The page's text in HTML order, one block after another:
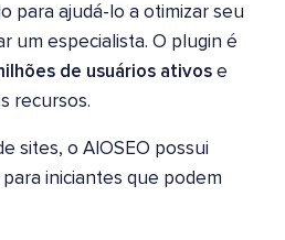
para ajudá-lo a otimizar seu
um especialista. O plugin é
de usuários ativos e
recursos.
sites, o AIOSEO possui
iniciantes que podem